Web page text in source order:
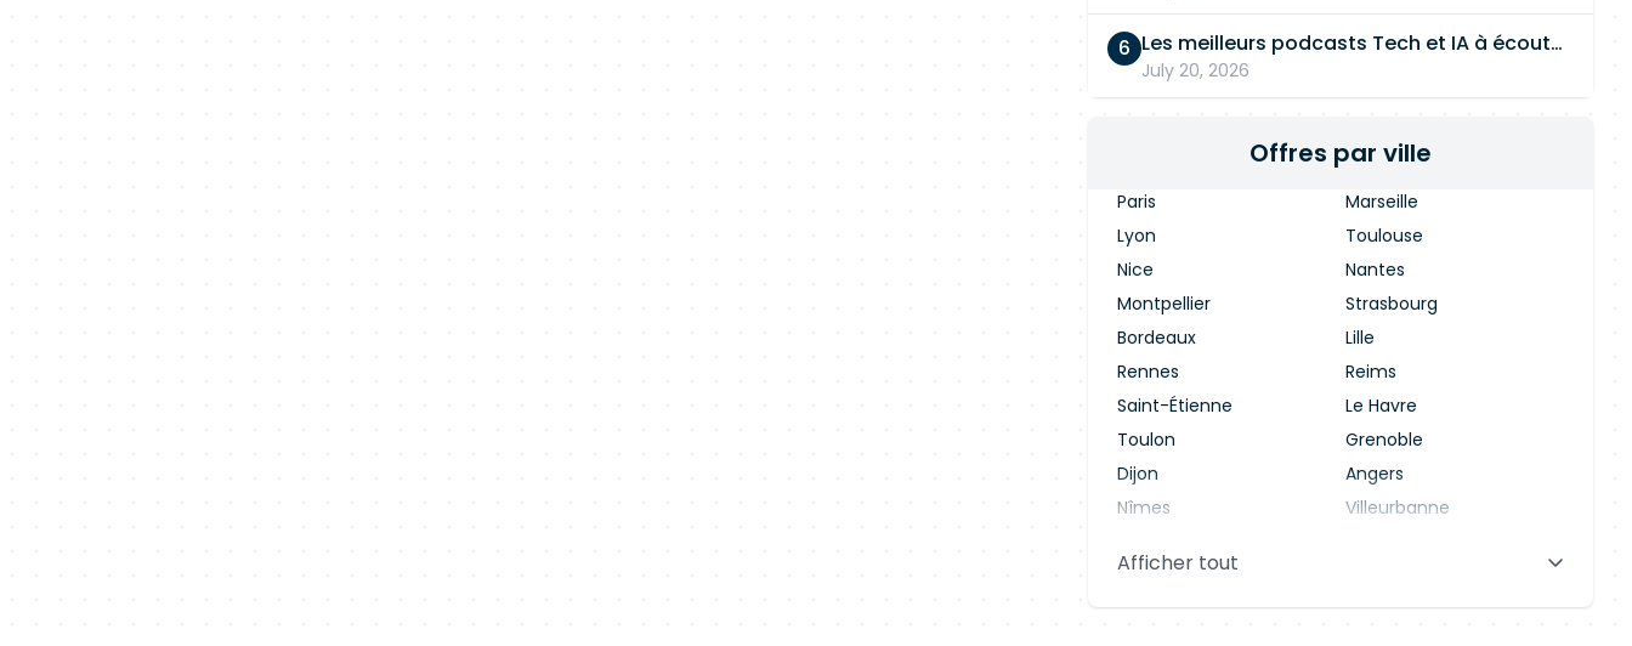
Les meilleurs podcasts Tech et IA à écouter en 2026
July 20, 2026
Offres par ville
Paris
Marseille
Lyon
Toulouse
Nice
Nantes
Montpellier
Strasbourg
Bordeaux
Lille
Rennes
Reims
Saint-Étienne
Le Havre
Toulon
Grenoble
Dijon
Angers
Nîmes
Villeurbanne
Aix-en-Provence
Afficher tout